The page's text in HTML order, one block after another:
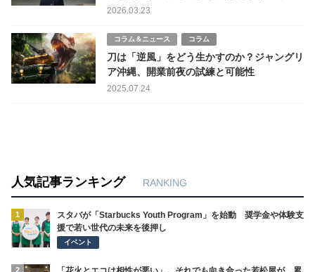
ブ・フォート東京に見る苦戦の理由
2026.03.23
コラム＆ニュース コラム
刀は「逆風」をどう生かすのか？ジャングリ
ア沖縄、開業前夜の試練と可能性
2025.07.24
人気記事ランキング RANKING
1
スタバが「Starbucks Youth Program」を始動 奨学金や体験支
援で若い世代の未来を後押し
イベント
2